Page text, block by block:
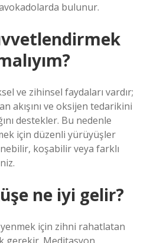
bulunur.
ve zihinsel faydaları vardır;
akışını ve oksijen tedarikini
destekler. Bu nedenle
için düzenli yürüyüşler
koşabilir veya farklı
ne iyi gelir?
için zihni rahatlatan